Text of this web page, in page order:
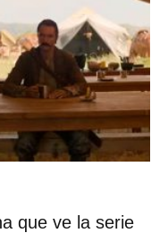
que ve la serie